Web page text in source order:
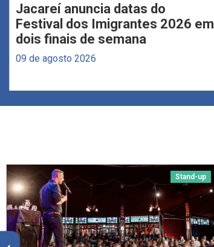
Jacareí anuncia datas do
Festival dos Imigrantes 2026 em
dois finais de semana
09 de agosto 2026
Stand-up